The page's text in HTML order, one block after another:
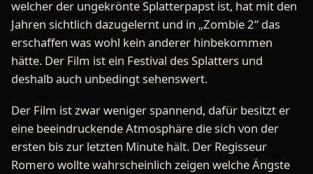
welcher der ungekrönte Splatterpapst ist, hat mit den
Jahren sichtlich dazugelernt und in „Zombie 2“ das
erschaffen was wohl kein anderer hinbekommen
hätte. Der Film ist ein Festival des Splatters und
deshalb auch unbedingt sehenswert.
Der Film ist zwar weniger spannend, dafür besitzt er
eine beeindruckende Atmosphäre die sich von der
ersten bis zur letzten Minute hält. Der Regisseur
Romero wollte wahrscheinlich zeigen welche Ängste